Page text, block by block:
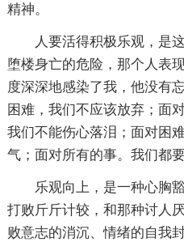
精神。
人要活得积极乐观，是
堕楼身亡的危险，那个人表
度深深地感染了我，他没有
困难，我们不应该放弃；面
我们不能伤心落泪；面对困
气；面对所有的事。我们都要
乐观向上，是一种心胸
打败斤斤计较，和那种讨人
败意志的消沉、情绪的自我